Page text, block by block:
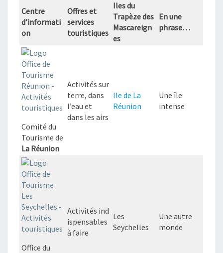
Centre
d’informati
on
Offres et
services
touristiques
Iles du
Trapèze des
Mascareign
es
En une
phrase…
Comité du
Tourisme de
La Réunion
Activités sur
terre, dans
l’eau et
dans les airs
Ile de La
Réunion
Une île
intense
Office du
Activités ind
ispensables
à faire
Les
Seychelles
Une autre
monde